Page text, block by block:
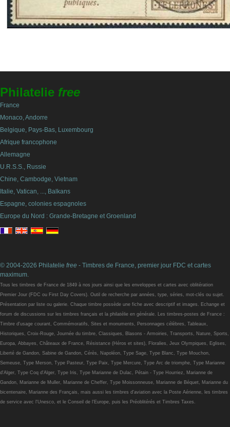
Philatelie free
France
Monaco, Andorre
Belgique, Pays-Bas, Luxembourg
Afrique francophone
Allemagne
U.R.S.S., Russie
Chine, Cambodge, Vietnam
Italie, Vatican, ..., Balkans
Espagne, colonies espagnoles
Europe du Nord : Grande-Bretagne et Groenland
© 2004-2026 Philatelie free - Timbres de France, premier jour FDC et cartes
maximum.
Tous les timbres de France de 1849 à nos jours ainsi que les enveloppes et cartes avec oblitération
Premier Jour (FDC ou First Day Covers). Outil de recherche par années, type, séries, mot-clés ou sujet.
Présentation par liste ou galerie. Chaque timbre possède une fiche avec descriptif et images. Echange et
forum de discussions sur les timbres français et la philatélie en générale. Les timbres-postes de France :
Timbre d'usage courant, Commémoratifs, Sites et monuments, Personnages célèbres, Tableaux,
Historiques, Croix-Rouge, Journée du timbre, Classiques, Blasons - Armoiries, Transports, Nature, Sports,
Europa, Abbayes, Châteaux de France, Résistance (Héros et sites), Floralies, Jeux Olympiques, Eglises,
Liberté de Gandon, Sabine de Gandon, Cérès, Napoléon, Type Sage, Type Blanc, Type Mouchon,
Semeuse, Type Merson, Type Pasteur, Type Paix, Type Mercure, Type Arc de triomphe, Type Marianne
d'Alger, Type Coq d'Alger, Type Iris, Type Marianne de Dulac, Pétain - Type Hourriez, Marianne de
Gandon, Marianne de Muller, Marianne de Cheffer, Type Moissonneuse, Marianne de Béquet, Marianne du
bicentenaire, Marianne des Français, mais aussi les timbres d'aviation avec la Poste Aérienne, les timbres
de service avec l'Unesco, et le Conseil de l'Europe, puis les Préoblitérés et Timbres Taxes.